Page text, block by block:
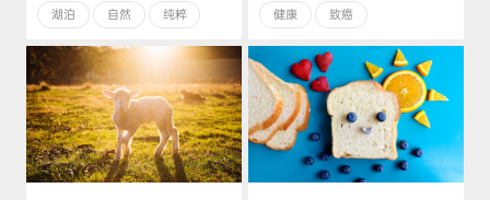
湖泊 自然 纯粹 健康 致癌